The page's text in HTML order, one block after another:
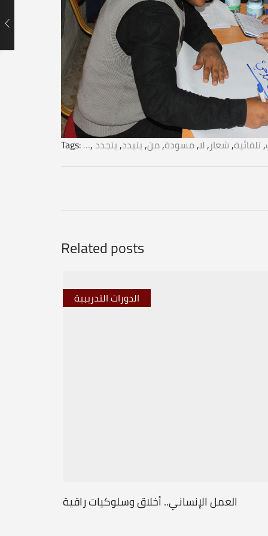
Tags:…, ,تلقائية,شعار,لا,مسودة,من,يتبدد,يتجدد
Related posts
الدورات التدريبية
العمل الإنساني.. أخلاق وسلوكيات راقية